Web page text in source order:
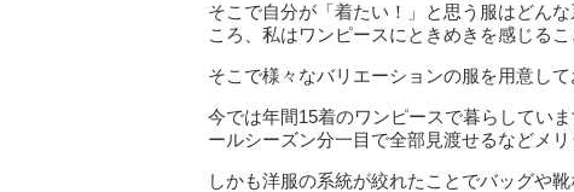
そこで自分が「着たい！」と思う服はどん
ころ、私はワンピースにときめきを感じる
そこで様々なバリエーションの服を用意し
今では年間15着のワンピースで暮らしてい
ールシーズン分一目で全部見渡せるなどメリ
しかも洋服の系統が絞れたことでバッグや